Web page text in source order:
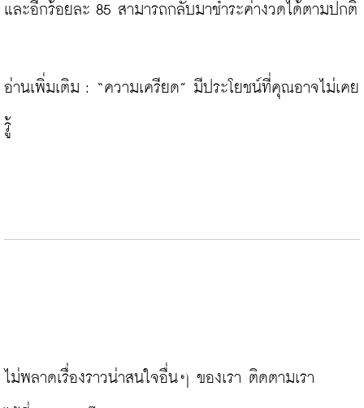
และอีกร้อยละ 85 สามารถกลับมาชำระค่างวดได้ตามปกติ
อ่านเพิ่มเติม : “ความเครียด” มีประโยชน์ที่คุณอาจไม่เคย
รู้
ไม่พลาดเรื่องราวน่าสนใจอื่นๆ ของเรา ติดตามเรา